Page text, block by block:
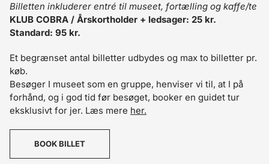
Billetten inkluderer entré til museet, fortælling og kaffe/te
KLUB COBRA / Årskortholder + ledsager: 25 kr.
Standard: 95 kr.
Et begrænset antal billetter udbydes og max to billetter pr.
køb.
Besøger I museet som en gruppe, henviser vi til, at I på
forhånd, og i god tid før besøget, booker en guidet tur
eksklusivt for jer. Læs mere her.
BOOK BILLET